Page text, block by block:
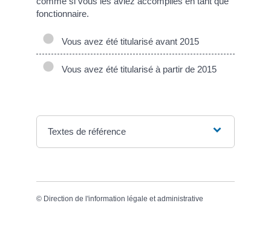
fonctionnaire.
Vous avez été titularisé avant 2015
Vous avez été titularisé à partir de 2015
Textes de référence
© Direction de l'information légale et administrative